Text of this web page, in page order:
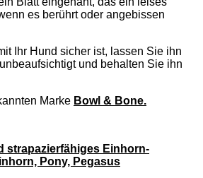
es berührt oder angebissen
Ihr Hund sicher ist, lassen Sie ihn
und behalten Sie ihn
Marke Bowl & Bone.
strapazierfähiges Einhorn-
Pony, Pegasus